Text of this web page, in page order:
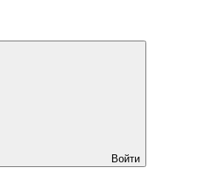
Войти